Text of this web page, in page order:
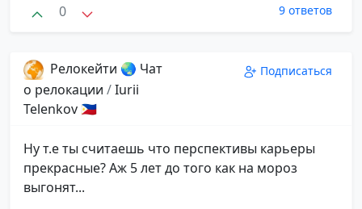
0 9 ответов
Релокейти 🌏 Чат
о релокации /Iurii
Telenkov 🇵🇭
Подписаться
Ну т.е ты считаешь что перспективы карьеры
прекрасные? Аж 5 лет до того как на мороз
выгонят...